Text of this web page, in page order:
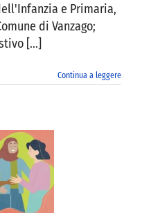
e Primaria,
di Vanzago;
[...]
Continua a leggere